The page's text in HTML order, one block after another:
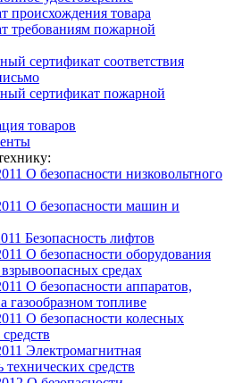
происхождения товара
требованиям пожарной
сертификат соответствия
сертификат пожарной
товаров
О безопасности низковольтного
О безопасности машин и
Безопасность лифтов
О безопасности оборудования
средах
О безопасности аппаратов,
газообразном топливе
О безопасности колесных
Электромагнитная
технических средств